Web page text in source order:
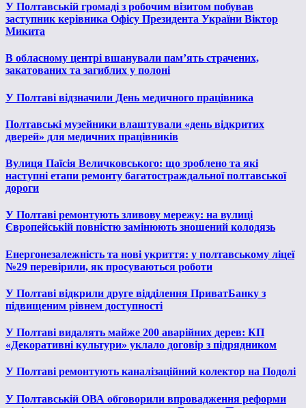
У Полтавській громаді з робочим візитом побував
заступник керівника Офісу Президента України Віктор
Микита
В обласному центрі вшанували пам’ять страчених,
закатованих та загиблих у полоні
У Полтаві відзначили День медичного працівника
Полтавські музейники влаштували «день відкритих
дверей» для медичних працівників
Вулиця Паїсія Величковського: що зроблено та які
наступні етапи ремонту багатостраждальної полтавської
дороги
У Полтаві ремонтують зливову мережу: на вулиці
Європейській повністю замінюють зношений колодязь
Енергонезалежність та нові укриття: у полтавському ліцеї
№29 перевірили, як просуваються роботи
У Полтаві відкрили друге відділення ПриватБанку з
підвищеним рівнем доступності
У Полтаві видалять майже 200 аварійних дерев: КП
«Декоративні культури» уклало договір з підрядником
У Полтаві ремонтують каналізаційний колектор на Подолі
У Полтавській ОВА обговорили впровадження реформи